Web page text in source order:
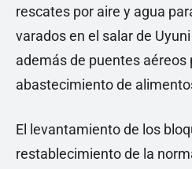
rescates por aire y agua
varados en el salar de
además de puentes aéreos
abastecimiento de
El levantamiento de los
restablecimiento de la